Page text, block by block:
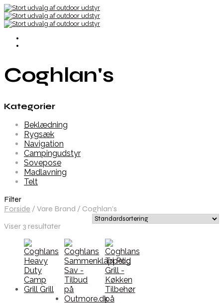
Coghlan's
Kategorier
Beklædning
Rygsæk
Navigation
Campingudstyr
Sovepose
Madlavning
Telt
Filter
Forside / Vare Brand / Coghlan's
Viser 3 resultater